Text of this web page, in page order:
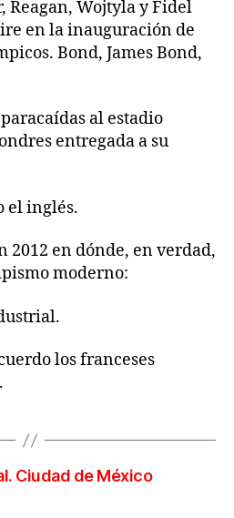
Reagan, Wojtyla y Fidel
en la inauguración de
Bond, James Bond,
al estadio
entregada a su
el inglés.
2012 en dónde, en verdad,
moderno:
los franceses
Ciudad de México